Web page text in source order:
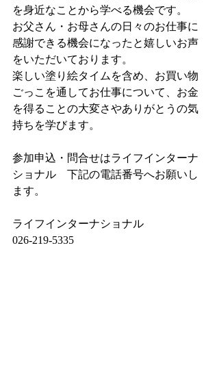
を身近なことから学べる機会です。
お父さん・お母さんの日々のお仕事に
感謝できる機会になったと嬉しいお声
をいただいております。
楽しい塗り絵タイムを含め、お買い物
ごっこを通してお仕事について、お金
を得ることの大変さやありがとうの気
持ちを学びます。
参加申込・問合せはライフインターナ
ショナル　下記の電話番号へお願いし
ます。
ライフインターナショナル
026-219-5335